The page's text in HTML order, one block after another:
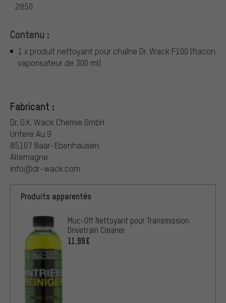
2850
Contenu :
1 x produit nettoyant pour chaîne Dr. Wack F100 (flacon
vaporisateur de 300 ml)
Fabricant :
Dr. O.K. Wack Chemie GmbH
Untere Au 9
85107 Baar-Ebenhausen
Allemagne
info@dr-wack.com
Produits apparentés
Muc-Off Nettoyant pour Transmission
Drivetrain Cleaner
11,99€